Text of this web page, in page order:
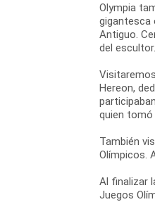
Olympia
gigantesca
Antiguo.
del escultor.
Hereon,
quien tomó
También
Olímpicos.
Al finalizar
Juegos